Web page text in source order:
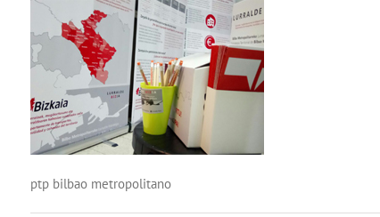
ptp bilbao metropolitano